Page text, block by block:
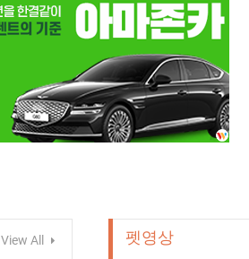
View All 펫영상